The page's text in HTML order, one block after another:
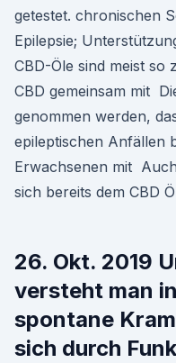
getestet. chronischen
Epilepsie;
CBD-Öle sind meist so
CBD gemeinsam mit
genommen werden,
epileptischen Anfällen
Erwachsenen mit
sich bereits dem CBD
26. Okt. 2019
versteht man
spontane
sich durch